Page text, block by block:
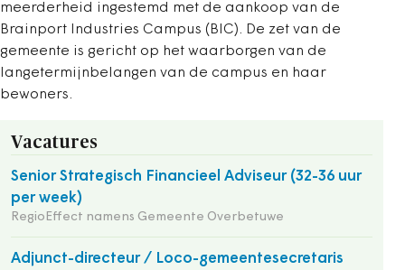
meerderheid ingestemd met de aankoop van de
Brainport Industries Campus (BIC). De zet van de
gemeente is gericht op het waarborgen van de
langetermijnbelangen van de campus en haar
bewoners.
Vacatures
Senior Strategisch Financieel Adviseur (32-36 uur
per week)
RegioEffect namens Gemeente Overbetuwe
Adjunct-directeur / Loco-gemeentesecretaris